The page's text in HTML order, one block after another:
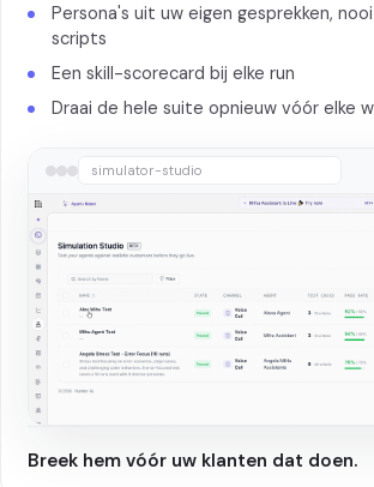
Persona's uit uw eigen gesprekken,
scripts
Een skill-scorecard bij elke run
Draai de hele suite opnieuw vóór elke
simulator-studio
Breek hem vóór uw klanten dat doen.